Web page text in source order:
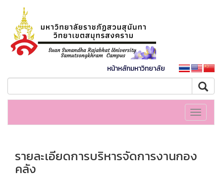
หน้าหลักมหาวิทยาลัย
Toggle
รายละเอียดการบริหารจัดการงานกอง
คลัง